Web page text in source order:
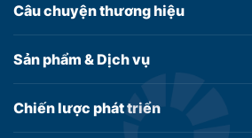
Câu chuyệnthương hiệu
Sản phẩm &Dịch vụ
Chiến lược phát triển